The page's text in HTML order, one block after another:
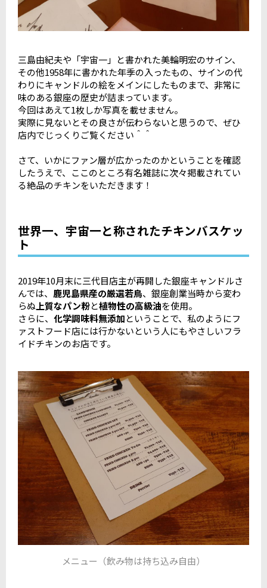
三島由紀夫や「宇宙一」と書かれた美輪明宏のサイン、
その他1958年に書かれた年季の入ったもの、サインの代
わりにキャンドルの絵をメインにしたものまで、非常に
味のある銀座の歴史が詰まっています。
今回はあえて1枚しか写真を載せません。
実際に見ないとその良さが伝わらないと思うので、ぜひ
店内でじっくりご覧ください＾＾
さて、いかにファン層が広かったのかということを確認
したうえで、ここのところ有名雑誌に次々掲載されてい
る絶品のチキンをいただきます！
世界一、宇宙一と称されたチキンバスケッ
ト
2019年10月末に三代目店主が再開した銀座キャンドルさ
んでは、 鹿児島県産の厳選若鳥、銀座創業当時から変わ
らぬ 上質なパン粉と植物性の高級油を使用。
さらに、 化学調味料無添加ということで、私のようにフ
ァストフード店には行かないという人にもやさしいフラ
イドチキンのお店です。
メニュー（飲み物は持ち込み自由）